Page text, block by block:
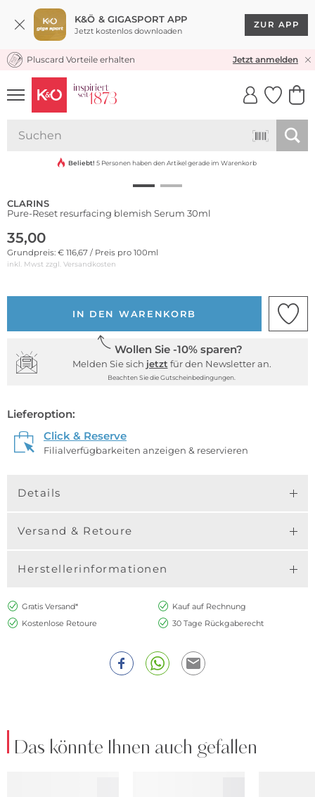
K&Ö & GIGASPORT APP
Jetzt kostenlos downloaden
ZUR APP
KOSTENLOSER VERSAND* & RÜCKVERSAND
Pluscard Vorteile erhalten Jetzt anmelden
UNSERE APP
CLICK &
Beliebt! 5 Personen haben den Artikel gerade im Warenkorb
CLARINS
Pure-Reset resurfacing blemish Serum 30ml
35,00
Grundpreis: € 116,67 / Preis pro 100ml
inkl. Mwst zzgl. Versandkosten
IN DEN WARENKORB
Wollen Sie -10% sparen?
Melden Sie sich jetzt für den Newsletter an.
Beachten Sie die Gutscheinbedingungen.
Lieferoption:
Click & Reserve
Filialverfügbarkeiten anzeigen & reservieren
Details
Versand & Retoure
Herstellerinformationen
Gratis Versand*
Kauf auf Rechnung
Kostenlose Retoure
30 Tage Rückgaberecht
Das könnte Ihnen auch gefallen